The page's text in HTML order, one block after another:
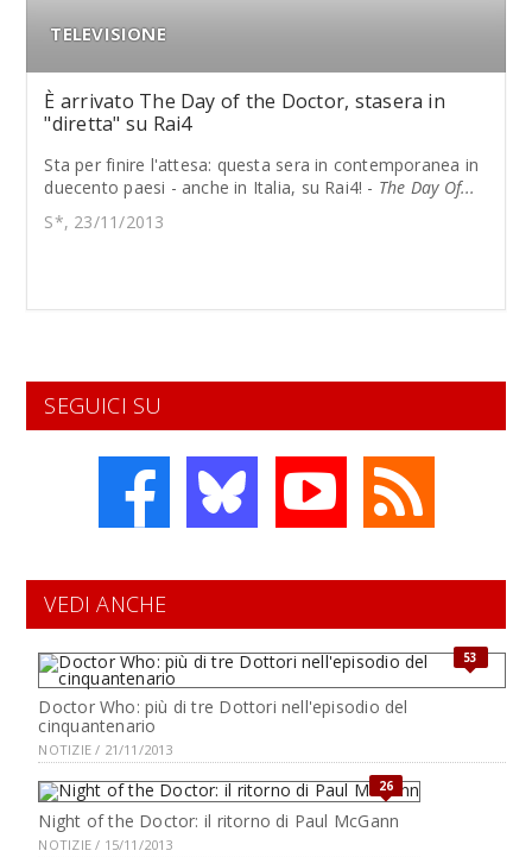
TELEVISIONE
È arrivato The Day of the Doctor, stasera in
"diretta" su Rai4
Sta per finire l'attesa: questa sera in contemporanea in
duecento paesi - anche in Italia, su Rai4! - The Day Of...
S*, 23/11/2013
SEGUICI SU
VEDI ANCHE
53
Doctor Who: più di tre Dottori nell'episodio del
cinquantenario
NOTIZIE / 21/11/2013
26
Night of the Doctor: il ritorno di Paul McGann
NOTIZIE / 15/11/2013